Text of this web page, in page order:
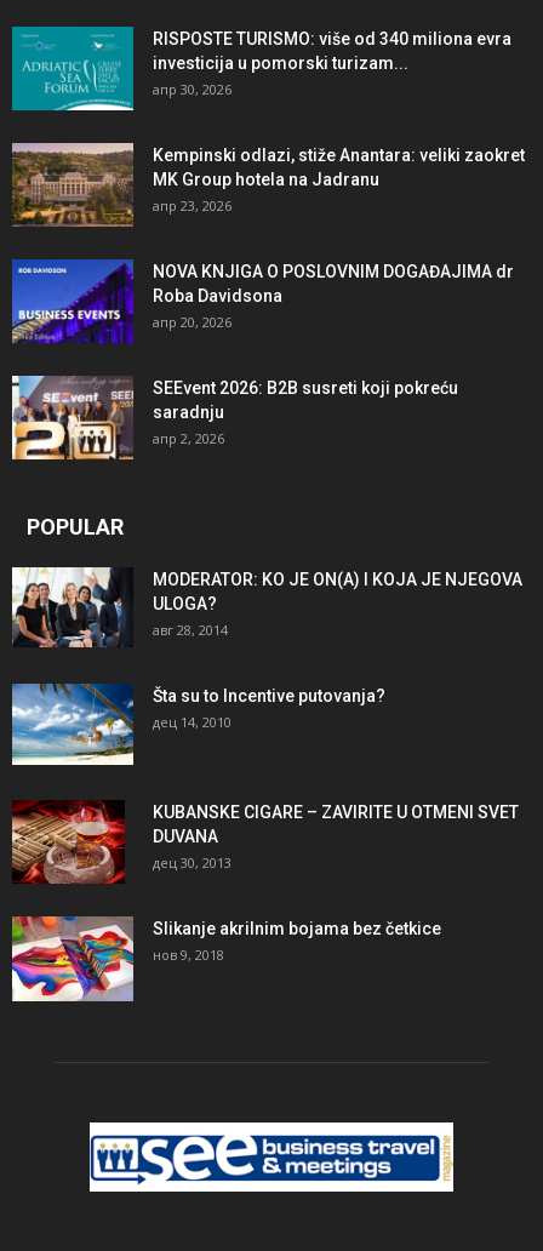
RISPOSTE TURISMO: više od 340 miliona evra
investicija u pomorski turizam...
апр 30, 2026
Kempinski odlazi, stiže Anantara: veliki zaokret
MK Group hotela na Jadranu
апр 23, 2026
NOVA KNJIGA O POSLOVNIM DOGAĐAJIMA dr
Roba Davidsona
апр 20, 2026
SEEvent 2026: B2B susreti koji pokreću
saradnju
апр 2, 2026
POPULAR
MODERATOR: KO JE ON(A) I KOJA JE NJEGOVA
ULOGA?
авг 28, 2014
Šta su to Incentive putovanja?
дец 14, 2010
KUBANSKE CIGARE – ZAVIRITE U OTMENI SVET
DUVANA
дец 30, 2013
Slikanje akrilnim bojama bez četkice
нов 9, 2018